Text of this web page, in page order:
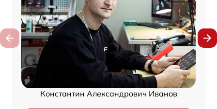
Константин Александрович Иванов